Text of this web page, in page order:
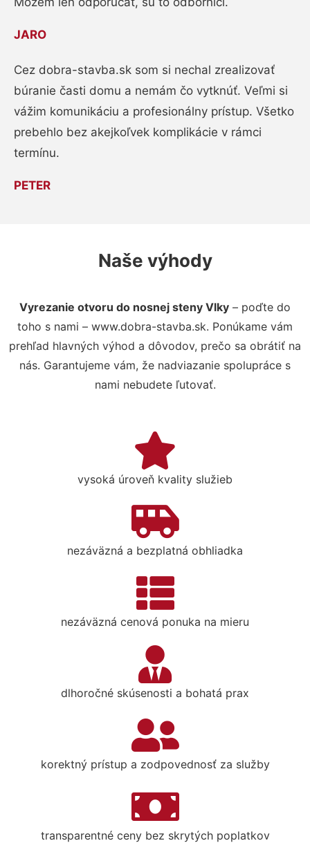
JARO
Cez dobra-stavba.sk som si nechal zrealizovať
búranie časti domu a nemám čo vytknúť. Veľmi si
vážim komunikáciu a profesionálny prístup. Všetko
prebehlo bez akejkoľvek komplikácie v rámci
termínu.
PETER
Naše výhody
Vyrezanie otvoru do nosnej steny Vlky – poďte do
toho s nami – www.dobra-stavba.sk. Ponúkame vám
prehľad hlavných výhod a dôvodov, prečo sa obrátiť na
nás. Garantujeme vám, že nadviazanie spolupráce s
nami nebudete ľutovať.
vysoká úroveň kvality služieb
nezáväzná a bezplatná obhliadka
nezáväzná cenová ponuka na mieru
dlhoročné skúsenosti a bohatá prax
korektný prístup a zodpovednosť za služby
transparentné ceny bez skrytých poplatkov